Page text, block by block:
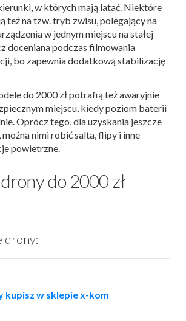
w których mają latać. Niektóre
też na tzw. tryb zwisu, polegający na
w jednym miejscu na stałej
doceniana podczas filmowania
bo zapewnia dodatkową stabilizację
do 2000 zł potrafią też awaryjnie
miejscu, kiedy poziom baterii
Oprócz tego, dla uzyskania jeszcze
nimi robić salta, flipy i inne
powietrzne.
do 2000 zł
drony:
kupisz w sklepie x-kom